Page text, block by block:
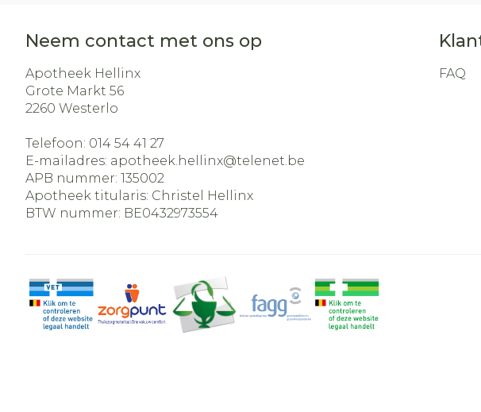
Neem contact met ons op
Apotheek Hellinx
Grote Markt 56
2260 Westerlo
Telefoon: 014 54 41 27
E-mailadres: apotheek.hellinx@telenet.be
APB nummer: 135002
Apotheek titularis: Christel Hellinx
BTW nummer: BE0432973554
FAQ